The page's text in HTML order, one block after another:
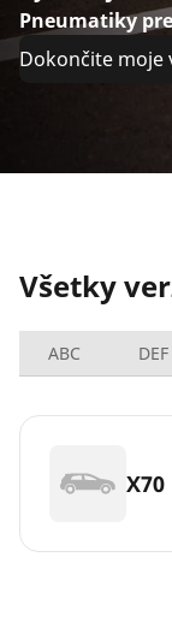
Pneumatiky
Dokončite moje
Všetky
ABC DEF
X70